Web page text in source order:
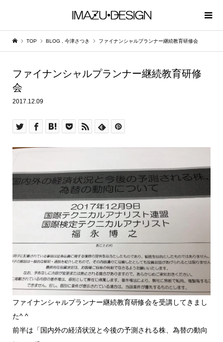
TOP BLOG 今津さつき ファイナンシャルプランナー継続教育研修会
ファイナンシャルプランナー継続教育研修
会
2017.12.09
ファイナンシャルプランナー継続教育研修会を受講してきまし
た^ ^
前半は「国内外の経済状況と今後の予測される株、為替の動向